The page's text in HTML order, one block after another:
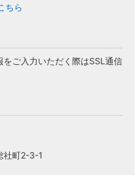
ちら
ご入力いただく際はSSL通信
社町2-3-1